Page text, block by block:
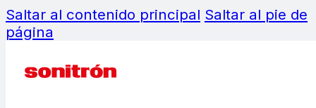
Saltar al contenido principal Saltar al pie de
página